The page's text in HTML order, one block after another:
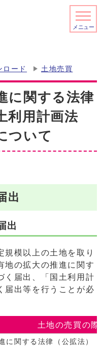
メニュー
ロード 土地売買
に関する法律
利用計画法
ついて
出
出
規模以上の土地を取り
地の拡大の推進に関す
く届出、「国土利用計
届出等を行うことが必
土地の売買の
に関する法律（公拡法）